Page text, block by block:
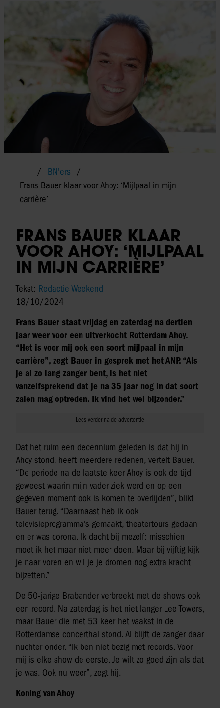
BN'ers
Frans Bauer klaar voor Ahoy: ‘Mijlpaal in mijn
carrière’
FRANS BAUER KLAAR
VOOR AHOY: ‘MIJLPAAL
IN MIJN CARRIÈRE’
Tekst: Redactie Weekend
18/10/2024
Frans Bauer staat vrijdag en zaterdag na dertien
jaar weer voor een uitverkocht Rotterdam Ahoy.
“Het is voor mij ook een soort mijlpaal in mijn
carrière”, zegt Bauer in gesprek met het ANP. “Als
je al zo lang zanger bent, is het niet
vanzelfsprekend dat je na 35 jaar nog in dat soort
zalen mag optreden. Ik vind het wel bijzonder.”
Dat het ruim een decennium geleden is dat hij in
Ahoy stond, heeft meerdere redenen, vertelt Bauer.
“De periode na de laatste keer Ahoy is ook de tijd
geweest waarin mijn vader ziek werd en op een
gegeven moment ook is komen te overlijden”, blikt
Bauer terug. “Daarnaast heb ik ook
televisieprogramma’s gemaakt, theatertours gedaan
en er was corona. Ik dacht bij mezelf: misschien
moet ik het maar niet meer doen. Maar bij vijftig kijk
je naar voren en wil je je dromen nog extra kracht
bijzetten.”
De 50-jarige Brabander verbreekt met de shows ook
een record. Na zaterdag is het niet langer Lee Towers,
maar Bauer die met 53 keer het vaakst in de
Rotterdamse concerthal stond. Al blijft de zanger daar
nuchter onder. “Ik ben niet bezig met records. Voor
mij is elke show de eerste. Je wilt zo goed zijn als dat
je was. Ook nu weer”, zegt hij.
Koning van Ahoy